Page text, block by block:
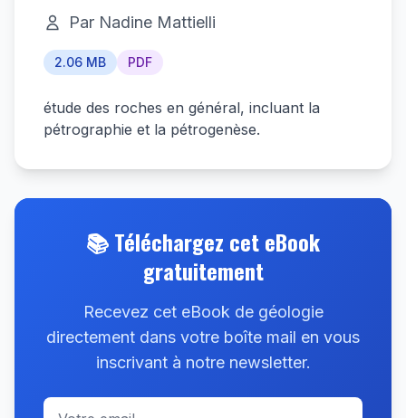
Par Nadine Mattielli
2.06 MB PDF
étude des roches en général, incluant la
pétrographie et la pétrogenèse.
📚 Téléchargez cet eBook
gratuitement
Recevez cet eBook de géologie
directement dans votre boîte mail en vous
inscrivant à notre newsletter.